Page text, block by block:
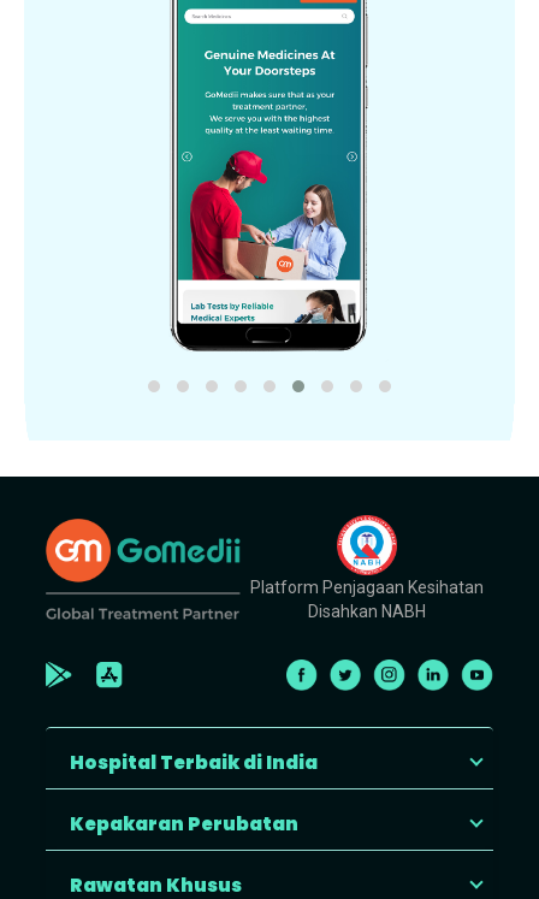
Platform Penjagaan Kesihatan
Disahkan NABH
Hospital Terbaik di India
Kepakaran Perubatan
Rawatan Khusus